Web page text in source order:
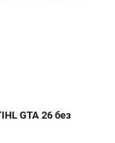
публичной
GTA 26 без